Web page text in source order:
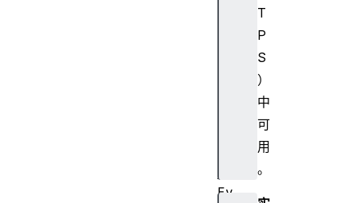
T
P
S
）
中
可
用
。
Ev